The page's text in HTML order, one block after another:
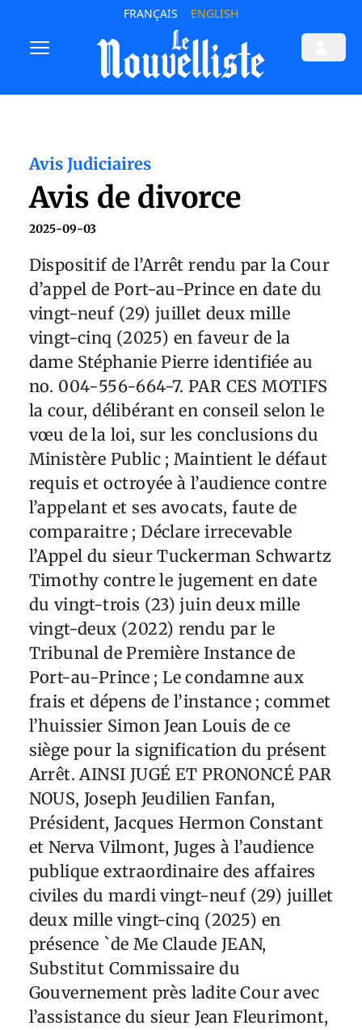
FRANÇAIS ENGLISH
Avis Judiciaires
Avis de divorce
2025-09-03
Dispositif de l’Arrêt rendu par la Cour
d’appel de Port-au-Prince en date du
vingt-neuf (29) juillet deux mille
vingt-cinq (2025) en faveur de la
dame Stéphanie Pierre identifiée au
no. 004-556-664-7. PAR CES MOTIFS
la cour, délibérant en conseil selon le
vœu de la loi, sur les conclusions du
Ministère Public ; Maintient le défaut
requis et octroyée à l’audience contre
l’appelant et ses avocats, faute de
comparaitre ; Déclare irrecevable
l’Appel du sieur Tuckerman Schwartz
Timothy contre le jugement en date
du vingt-trois (23) juin deux mille
vingt-deux (2022) rendu par le
Tribunal de Première Instance de
Port-au-Prince ; Le condamne aux
frais et dépens de l’instance ; commet
l’huissier Simon Jean Louis de ce
siège pour la signification du présent
Arrêt. AINSI JUGÉ ET PRONONCÉ PAR
NOUS, Joseph Jeudilien Fanfan,
Président, Jacques Hermon Constant
et Nerva Vilmont, Juges à l’audience
publique extraordinaire des affaires
civiles du mardi vingt-neuf (29) juillet
deux mille vingt-cinq (2025) en
présence `de Me Claude JEAN,
Substitut Commissaire du
Gouvernement près ladite Cour avec
l’assistance du sieur Jean Fleurimont,